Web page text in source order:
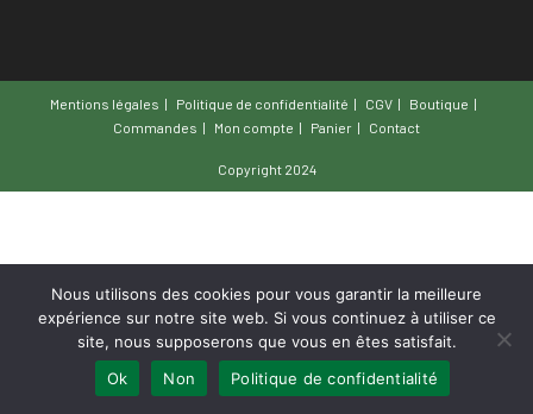
Mentions légales Politique de confidentialité CGV
Boutique
Commandes
Mon compte Panier Contact
Copyright 2024
Nous utilisons des cookies pour vous garantir la meilleure
expérience sur notre site web. Si vous continuez à utiliser ce
site, nous supposerons que vous en êtes satisfait.
Ok
Non Politique de confidentialité